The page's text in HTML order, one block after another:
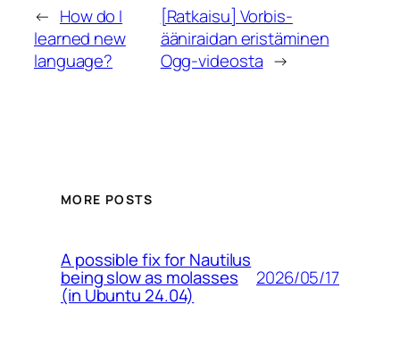
← How do I
learned new
language?
[Ratkaisu] Vorbis-
ääniraidan eristäminen
Ogg-videosta →
MORE POSTS
A possible fix for Nautilus
being slow as molasses
(in Ubuntu 24.04)
2026/05/17